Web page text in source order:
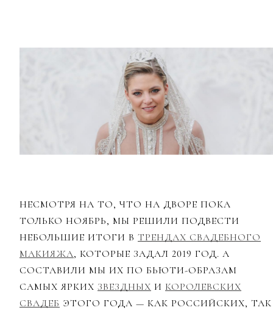
НЕСМОТРЯ НА ТО, ЧТО НА ДВОРЕ ПОКА
ТОЛЬКО НОЯБРЬ, МЫ РЕШИЛИ ПОДВЕСТИ
НЕБОЛЬШИЕ ИТОГИ В ТРЕНДАХ СВАДЕБНОГО
МАКИЯЖА, КОТОРЫЕ ЗАДАЛ 2019 ГОД. А
СОСТАВИЛИ МЫ ИХ ПО БЬЮТИ-ОБРАЗАМ
САМЫХ ЯРКИХ ЗВЕЗДНЫХ И КОРОЛЕВСКИХ
СВАДЕБ ЭТОГО ГОДА — КАК РОССИЙСКИХ, ТАК